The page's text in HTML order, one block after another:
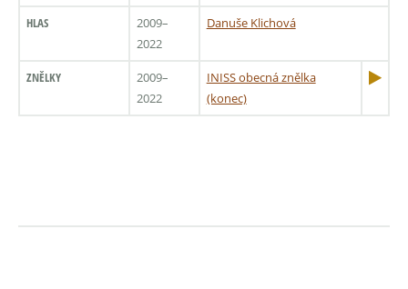
HLAS
2009–
2022
Danuše Klichová
ZNĚLKY
2009–
2022
INISS obecná znělka
(konec)